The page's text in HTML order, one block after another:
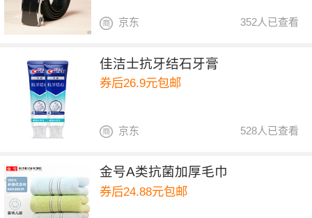
352人已查看
京东
佳洁士抗牙结石牙膏
券后26.9元包邮
528人已查看
京东
金号A类抗菌加厚毛巾
券后24.88元包邮